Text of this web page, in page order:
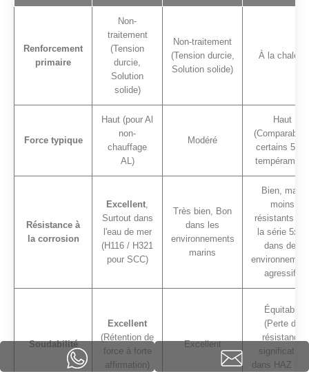
Renforcement
primaire
Non-
traitement
(Tension
durcie,
Solution
solide)
Non-traitement
(Tension durcie,
Solution solide)
À la chaleur
Force typique
Haut (pour Al
non-
chauffage
AL)
Modéré
Haut
(Comparable
certains 5083
Résistance à
la corrosion
Excellent
Surtout dans
l'eau de mer
(H116 / H321
pour SCC)
Très bien, Bon
dans les
environnements
marins
Bien, mais
moins
résistants
la série 5xxx
dans des
agressifs
Soudabilité
Excellent
(Rétention de
force à forte
affirmation)
Excellent
Équitable
(Perte de
résistance
significative
dans HAZ